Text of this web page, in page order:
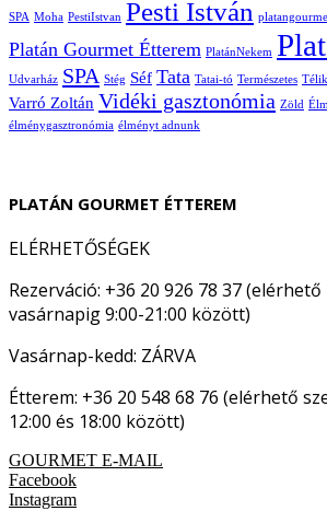
SPA Moha PestiIstvan Pesti István
Platán Gourmet Étterem PlatánNekem
Udvarház SPA Stég Séf Tata Tatai-tó Természetes
Varró Zoltán Vidéki gasztonómia Zöld
élménygasztronómia élményt adnunk
PLATÁN GOURMET ÉTTEREM
ELÉRHETŐSÉGEK
Rezerváció: +36 20 926 78 37
vasárnapig 9:00-21:00 között)
Vasárnap-kedd: ZÁRVA
Étterem: +36 20 548 68 76 (elérhető
12:00 és 18:00 között)
GOURMET E-MAIL
Facebook
Instagram